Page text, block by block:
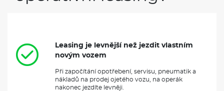
Leasing je levnější než jezdit vlastním
novým vozem
Při započítání opotřebení, servisu, pneumatik a
nákladů na prodej ojetého vozu, na operák
nakonec jezdíte levněji.